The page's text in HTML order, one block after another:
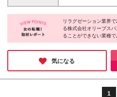
年4回実施！ ／ 入
世田谷エリア！ └
抜群♪ ■東京 <港区> *PENT HOUSE西麻布店/西麻布
*PANTHEON白金
*PANTHEON西麻
坂 <渋谷区> *恵比寿店/恵比寿西 *DH恵比寿駅前店/恵
比寿南 *PENT HOUSE
*PANTHEON新宿店/歌舞伎町 <中央
*PANTHEON銀座並木通り店/
*PANTHEON心斎
リラグゼーション業界
る株式会社オリーブス
ることができない業種
して働ける企業様だと
り入れておらず、お客
関わる仕事で、安定と
という方に、ぜひご応
気になる
1